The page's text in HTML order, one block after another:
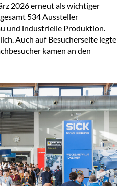
2026 erneut als wichtiger
534 Aussteller
und industrielle Produktion.
Auch auf Besucherseite legte
kamen an den